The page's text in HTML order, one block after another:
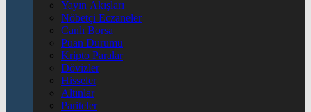
Yayın Akışları
Nöbetçi Eczaneler
Canlı Borsa
Puan Durumu
Kripto Paralar
Dövizler
Hisseler
Altınlar
Pariteler